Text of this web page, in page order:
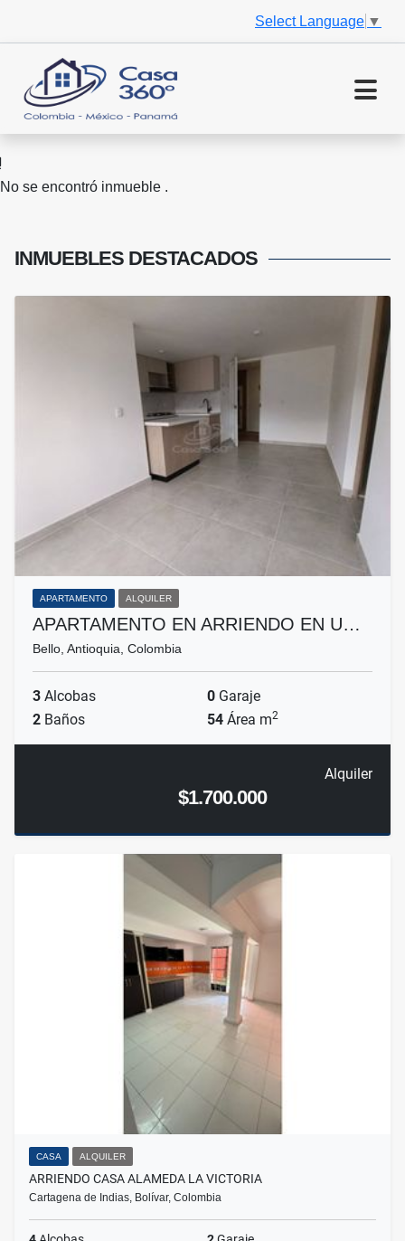
Select Language ▼
No se encontró inmueble .
INMUEBLES DESTACADOS
APARTAMENTO ALQUILER
APARTAMENTO EN ARRIENDO EN U…
Bello, Antioquia, Colombia
3 Alcobas 0 Garaje
2 Baños 54 Área m2
Alquiler
$1.700.000
CASA ALQUILER
ARRIENDO CASA ALAMEDA LA VICTORIA
Cartagena de Indias, Bolívar, Colombia